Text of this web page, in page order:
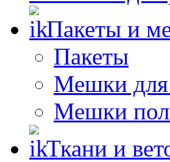
Пакеты и
Пакеты
Мешки для
Мешки
Ткани и